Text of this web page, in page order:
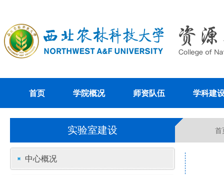
首页 学院概况 师资队伍 学科建
实验室建设 首
中心概况